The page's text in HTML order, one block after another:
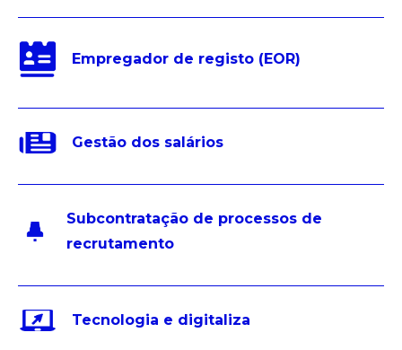
Empregador de registo (EOR)
Gestão dos salários
Subcontratação de processos de
recrutamento
Tecnologia e digitaliza